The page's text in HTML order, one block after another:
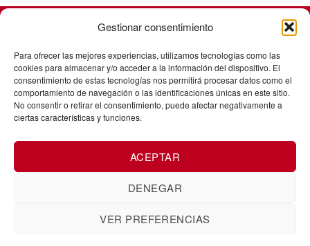
Gestionar consentimiento
Para ofrecer las mejores experiencias, utilizamos tecnologías como las
cookies para almacenar y/o acceder a la información del dispositivo. El
consentimiento de estas tecnologías nos permitirá procesar datos como el
comportamiento de navegación o las identificaciones únicas en este sitio.
No consentir o retirar el consentimiento, puede afectar negativamente a
ciertas características y funciones.
ACEPTAR
DENEGAR
VER PREFERENCIAS
Condicions d’ús
Política de privadesa
Avisos legals
Política de cookies
Cancel·laació de comandes
Canvis i devolucions